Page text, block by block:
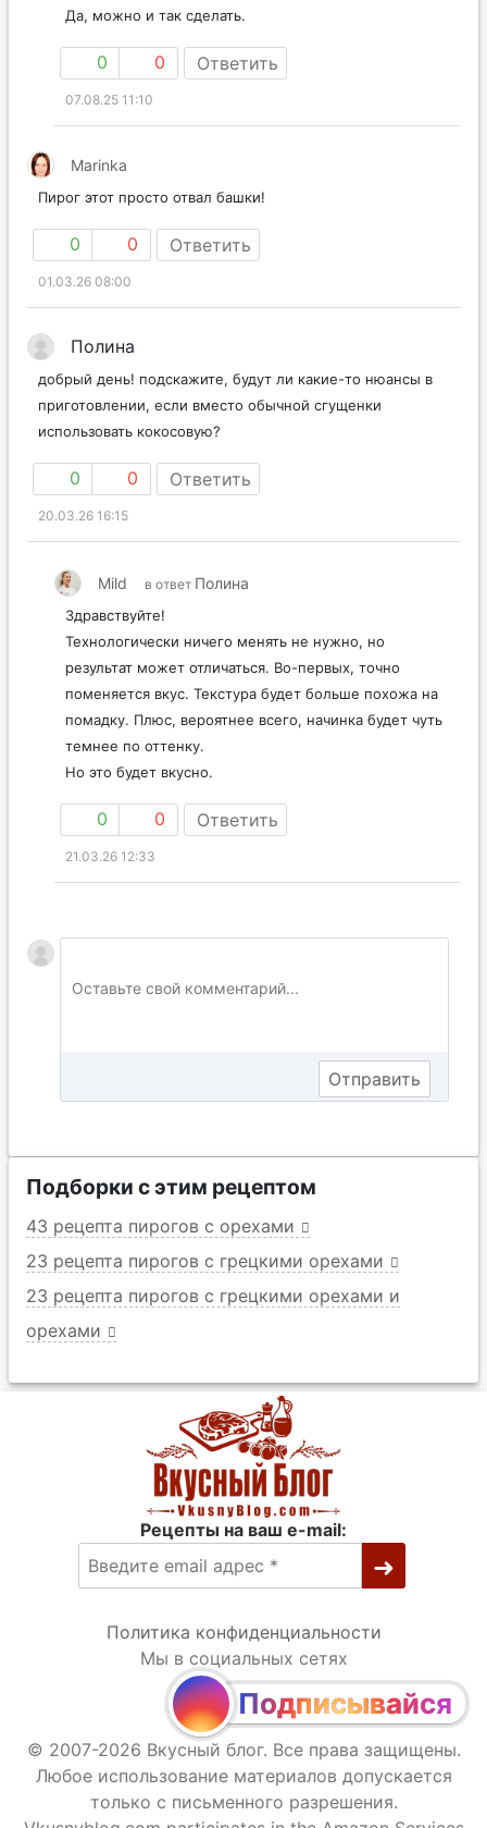
Да, можно и так сделать.
0 0 Ответить
07.08.25 11:10
Marinka
Пирог этот просто отвал башки!
0 0 Ответить
01.03.26 08:00
Полина
добрый день! подскажите, будут ли какие-то нюансы в
приготовлении, если вместо обычной сгущенки
использовать кокосовую?
0 0 Ответить
20.03.26 16:15
Mild в ответ Полина
Здравствуйте!
Технологически ничего менять не нужно, но
результат может отличаться. Во-первых, точно
поменяется вкус. Текстура будет больше похожа на
помадку. Плюс, вероятнее всего, начинка будет чуть
темнее по оттенку.
Но это будет вкусно.
0 0 Ответить
21.03.26 12:33
Подборки с этим рецептом
43 рецепта пирогов с орехами
23 рецепта пирогов с грецкими орехами
23 рецепта пирогов с грецкими орехами и
орехами
Рецепты на ваш e-mail:
Политика конфиденциальности
Мы в социальных сетях
Подписывайся
© 2007-2026 Вкусный блог. Все права защищены.
Любое использование материалов допускается
только с письменного разрешения.